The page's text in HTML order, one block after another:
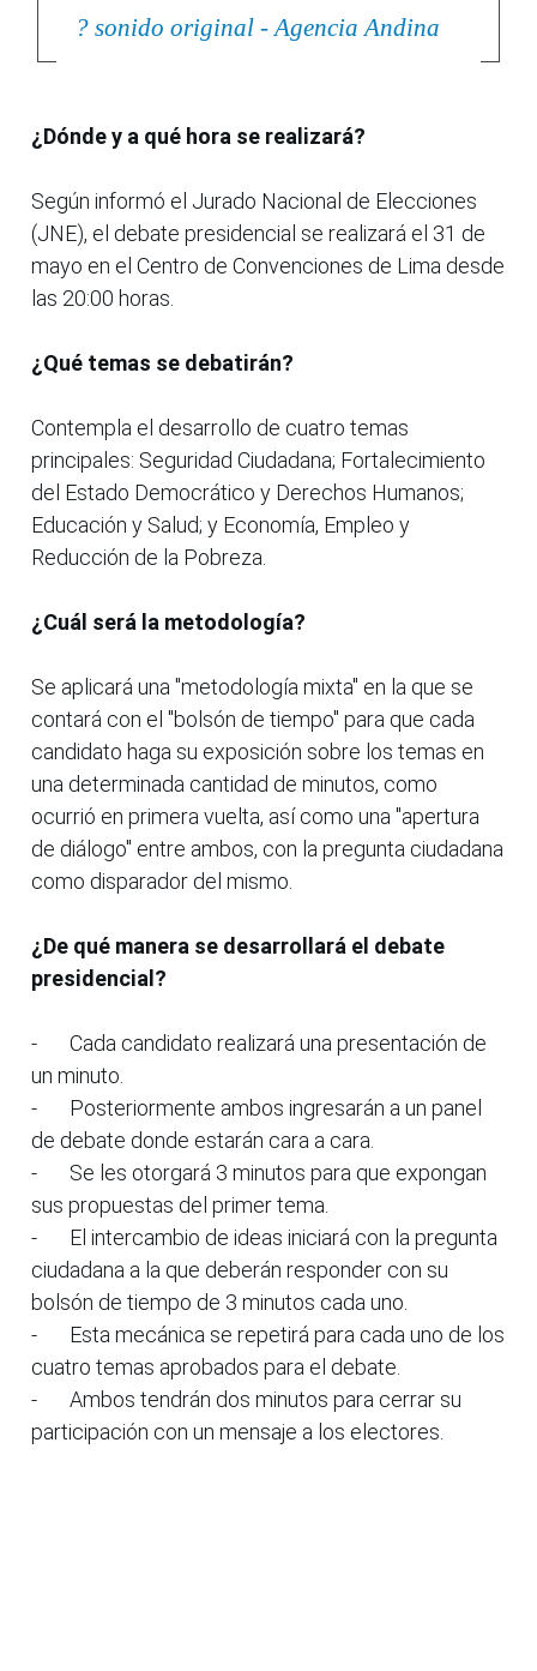
? sonido original - Agencia Andina
¿Dónde y a qué hora se realizará?
Según informó el Jurado Nacional de Elecciones
(JNE), el debate presidencial se realizará el 31 de
mayo en el Centro de Convenciones de Lima desde
las 20:00 horas.
¿Qué temas se debatirán?
Contempla el desarrollo de cuatro temas
principales: Seguridad Ciudadana; Fortalecimiento
del Estado Democrático y Derechos Humanos;
Educación y Salud; y Economía, Empleo y
Reducción de la Pobreza.
¿Cuál será la metodología?
Se aplicará una "metodología mixta" en la que se
contará con el "bolsón de tiempo" para que cada
candidato haga su exposición sobre los temas en
una determinada cantidad de minutos, como
ocurrió en primera vuelta, así como una "apertura
de diálogo" entre ambos, con la pregunta ciudadana
como disparador del mismo.
¿De qué manera se desarrollará el debate
presidencial?
-
Cada candidato realizará una presentación de
un minuto.
-
Posteriormente ambos ingresarán a un panel
de debate donde estarán cara a cara.
-
Se les otorgará 3 minutos para que expongan
sus propuestas del primer tema.
-
El intercambio de ideas iniciará con la pregunta
ciudadana a la que deberán responder con su
bolsón de tiempo de 3 minutos cada uno.
-
Esta mecánica se repetirá para cada uno de los
cuatro temas aprobados para el debate.
-
Ambos tendrán dos minutos para cerrar su
participación con un mensaje a los electores.